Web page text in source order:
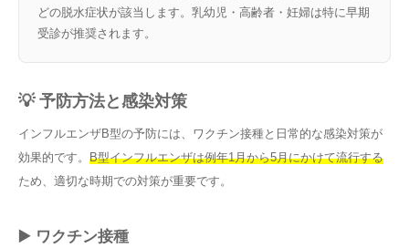
どの脱水症状が該当します。乳幼児・高齢者・妊婦は特に早期
受診が推奨されます。
💡 予防方法と感染対策
インフルエンザB型の予防には、ワクチン接種と日常的な感染対策が
効果的です。 B型インフルエンザは例年1月から5月にかけて流行する
ため、適切な時期での対策が重要です。
▶️ ワクチン接種